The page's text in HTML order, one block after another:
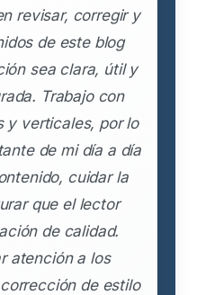
revisar, corregir y
de este blog
sea clara, útil y
Trabajo con
y verticales, por lo
de mi día a día
cuidar la
que el lector
de calidad.
atención a los
de estilo